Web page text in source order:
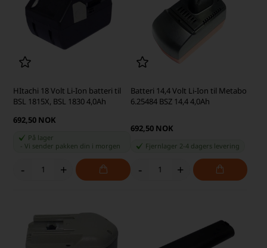
HItachi 18 Volt Li-Ion batteri til
BSL 1815X, BSL 1830 4,0Ah
692,50 NOK
På lager
-Vi sender pakken din i morgen
- +
Batteri 14,4 Volt Li-Ion til Metabo
6.25484 BSZ 14,4 4,0Ah
692,50 NOK
Fjernlager 2-4 dagers levering
- +